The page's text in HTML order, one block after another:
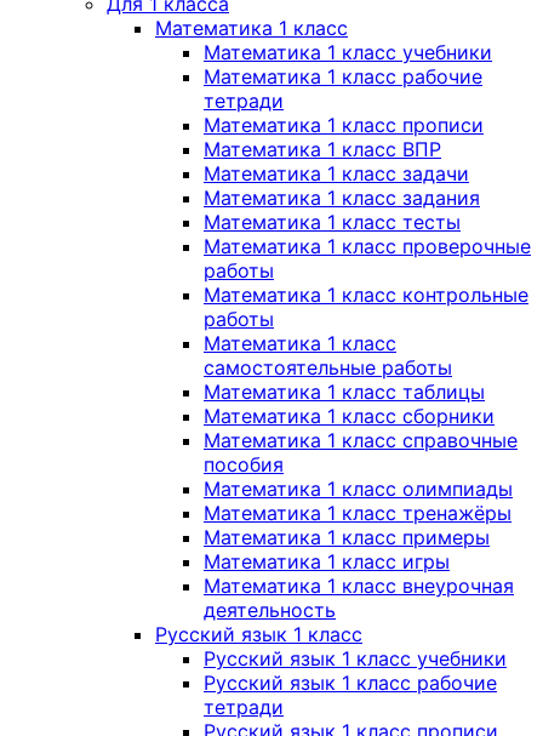
Математика 1 класс
Математика 1 класс учебники
Математика 1 класс рабочие
тетради
Математика 1 класс прописи
Математика 1 класс ВПР
Математика 1 класс задачи
Математика 1 класс задания
Математика 1 класс тесты
Математика 1 класс проверочные
работы
Математика 1 класс контрольные
работы
Математика 1 класс
самостоятельные работы
Математика 1 класс таблицы
Математика 1 класс сборники
Математика 1 класс справочные
пособия
Математика 1 класс олимпиады
Математика 1 класс тренажёры
Математика 1 класс примеры
Математика 1 класс игры
Математика 1 класс внеурочная
деятельность
Русский язык 1 класс
Русский язык 1 класс учебники
Русский язык 1 класс рабочие
тетради
Русский язык 1 класс прописи